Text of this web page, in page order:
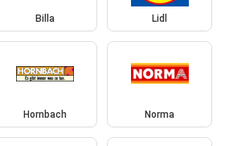
Billa Lidl
Hornbach Norma